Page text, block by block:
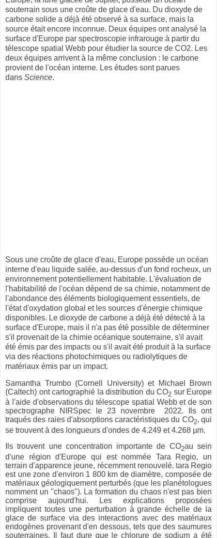
souterrain sous une croûte de glace d'eau. Du dioxyde de
carbone solide a déjà été observé à sa surface, mais la
source était encore inconnue. Deux équipes ont analysé la
surface d'Europe par spectroscopie infrarouge à partir du
télescope spatial Webb pour étudier la source de CO2. Les
deux équipes arrivent à la même conclusion : le carbone
provient de l'océan interne. Les études sont parues
dans Science.
Sous une croûte de glace d'eau, Europe possède un océan
interne d'eau liquide salée, au-dessus d'un fond rocheux, un
environnement potentiellement habitable. L'évaluation de
l'habitabilité de l'océan dépend de sa chimie, notamment de
l'abondance des éléments biologiquement essentiels, de
l'état d'oxydation global et les sources d'énergie chimique
disponibles. Le dioxyde de carbone a déjà été détecté à la
surface d'Europe, mais il n'a pas été possible de déterminer
s'il provenait de la chimie océanique souterraine, s'il avait
été émis par des impacts ou s'il avait été produit à la surface
via des réactions photochimiques ou radiolytiques de
matériaux émis par un impact.
Samantha Trumbo (Cornell University) et Michael Brown
(Caltech) ont cartographié la distribution du CO2 sur Europe
à l'aide d'observations du télescope spatial Webb et de son
spectrographe NIRSpec le 23 novembre 2022. Ils ont
traqués des raies d'absorptions caractéristiques du CO2, qui
se trouvent à des longueurs d'ondes de 4.249 et 4.268 µm.
Ils trouvent une concentration importante de CO2au sein
d'une région d'Europe qui est nommée Tara Regio, un
terrain d'apparence jeune, récemment renouvelé. tara Regio
est une zone d'environ 1 800 km de diamètre, composée de
matériaux géologiquement perturbés (que les planétologues
nomment un "chaos"). La formation du chaos n'est pas bien
comprise aujourd'hui. Les explications proposées
impliquent toutes une perturbation à grande échelle de la
glace de surface via des interactions avec des matériaux
endogènes provenant d'en dessous, tels que des saumures
souterraines. Il faut dure que le chlorure de sodium a été